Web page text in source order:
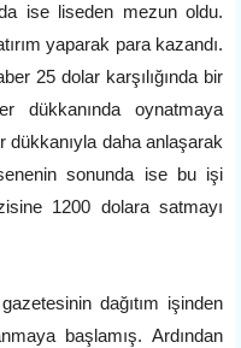
ise liseden mezun oldu.
yaparak para kazandı.
25 dolar karşılığında bir
dükkanında oynatmaya
dükkanıyla daha anlaşarak
sonunda ise bu işi
1200 dolara satmayı
dağıtım işinden
başlamış. Ardından